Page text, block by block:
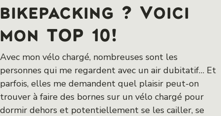
bikepacking ? Voici
mon TOP 10!
Avec mon vélo chargé, nombreuses sont les
personnes qui me regardent avec un air dubitatif… Et
parfois, elles me demandent quel plaisir peut-on
trouver à faire des bornes sur un vélo chargé pour
dormir dehors et potentiellement se les cailler, se